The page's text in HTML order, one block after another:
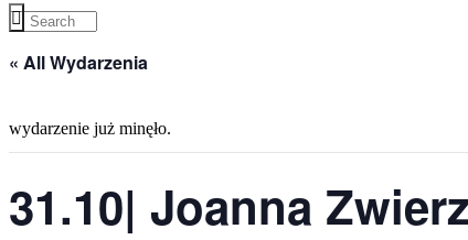
« All Wydarzenia
wydarzenie już minęło.
31.10| Joanna